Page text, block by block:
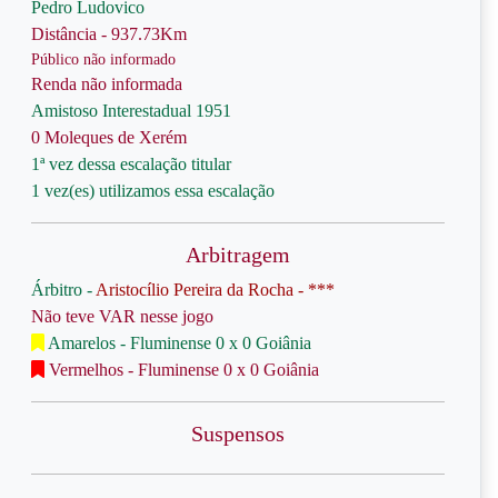
Pedro Ludovico
Distância - 937.73Km
Público não informado
Renda não informada
Amistoso Interestadual 1951
0 Moleques de Xerém
1ª vez dessa escalação titular
1 vez(es) utilizamos essa escalação
Arbitragem
Árbitro - Aristocílio Pereira da Rocha - ***
Não teve VAR nesse jogo
Amarelos - Fluminense 0 x 0 Goiânia
Vermelhos - Fluminense 0 x 0 Goiânia
Suspensos